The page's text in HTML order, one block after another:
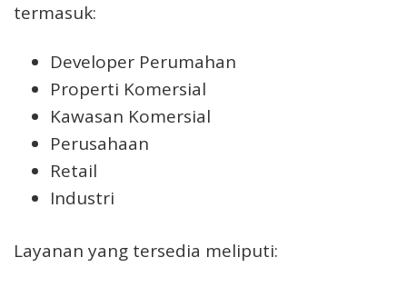
termasuk:
Developer Perumahan
Properti Komersial
Kawasan Komersial
Perusahaan
Retail
Industri
Layanan yang tersedia meliputi: